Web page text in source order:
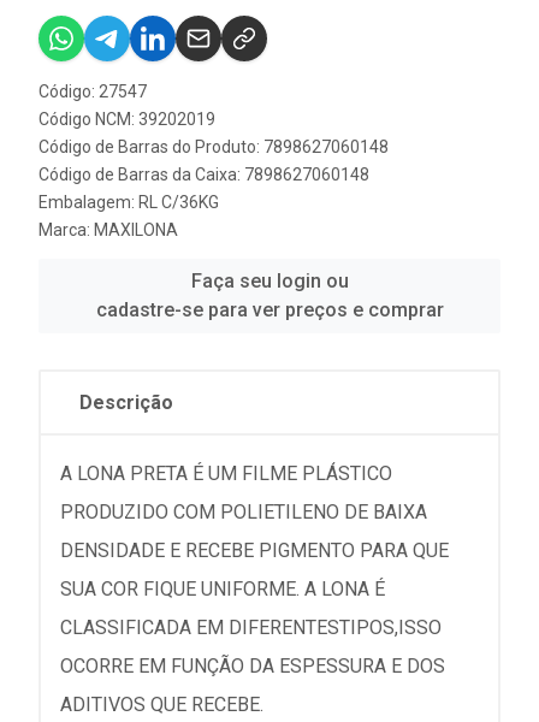
Código: 27547
Código NCM: 39202019
Código de Barras do Produto: 7898627060148
Código de Barras da Caixa: 7898627060148
Embalagem: RL C/36KG
Marca: MAXILONA
Faça seu login ou
cadastre-se para ver preços e comprar
Descrição
A LONA PRETA É UM FILME PLÁSTICO
PRODUZIDO COM POLIETILENO DE BAIXA
DENSIDADE E RECEBE PIGMENTO PARA QUE
SUA COR FIQUE UNIFORME. A LONA É
CLASSIFICADA EM DIFERENTESTIPOS,ISSO
OCORRE EM FUNÇÃO DA ESPESSURA E DOS
ADITIVOS QUE RECEBE.